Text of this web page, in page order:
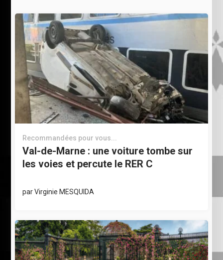
Recommandées pour vous...
Val-de-Marne : une voiture tombe sur
les voies et percute le RER C
parVirginie MESQUIDA